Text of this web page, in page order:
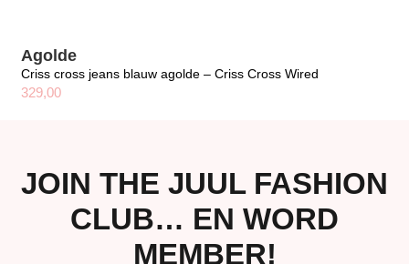
Agolde
Criss cross jeans blauw agolde – Criss Cross Wired
329,00
JOIN THE JUUL FASHION
CLUB… EN WORD
MEMBER!